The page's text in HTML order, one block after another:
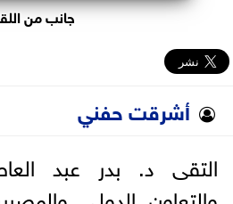
جانب من
أشرقت حفني
التقى د. بدر عبد